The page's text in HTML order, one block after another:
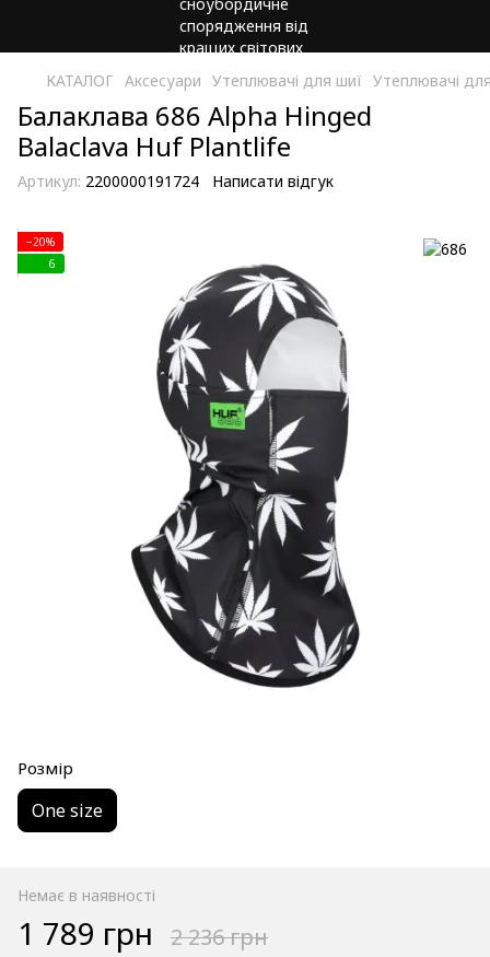
КАТАЛОГ Аксесуари Утеплювачі для шиї Утеплювачі
Балаклава 686 Alpha Hinged
Balaclava Huf Plantlife
Артикул: 2200000191724 Написати відгук
−20%
6
Розмір
One size
Немає в наявності
1 789 грн 2 236 грн